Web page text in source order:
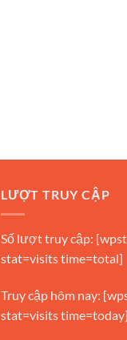
LƯỢT TRUY CẬP
Số lượt truy cập:
stat=visits time=total]
Truy cập hôm nay:
stat=visits time=today]